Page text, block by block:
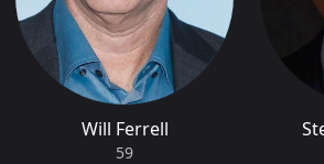
2009
Meilleure distribution (Série
15e cérémonie
Meilleur acteur (Série comique)
15e cérémonieWill Ferrell
59